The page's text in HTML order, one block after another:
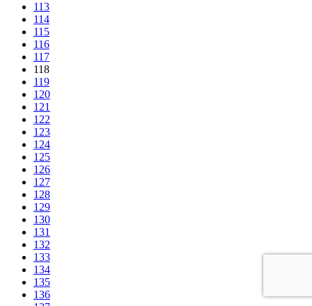
113
114
115
116
117
118
119
120
121
122
123
124
125
126
127
128
129
130
131
132
133
134
135
136